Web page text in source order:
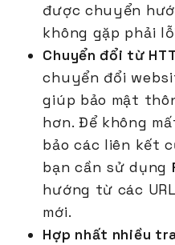
được chuyển
không gặp phải
Chuyển đổi từ
chuyển đổi
giúp bảo mật
hơn. Để không
bảo các liên kết
bạn cần sử dụng
hướng từ các
mới.
Hợp nhất nhiều